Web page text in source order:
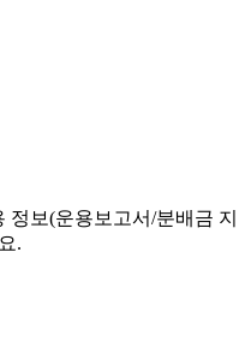
정보(운용보고서/분배금 지
.